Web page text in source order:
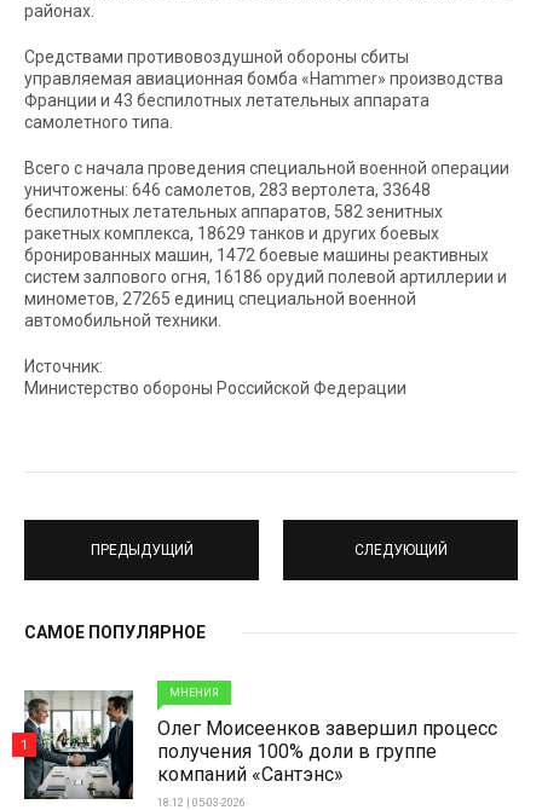
районах.
Средствами противовоздушной обороны сбиты
управляемая авиационная бомба «Hammer» производства
Франции и 43 беспилотных летательных аппарата
самолетного типа.
Всего с начала проведения специальной военной операции
уничтожены: 646 самолетов, 283 вертолета, 33648
беспилотных летательных аппаратов, 582 зенитных
ракетных комплекса, 18629 танков и других боевых
бронированных машин, 1472 боевые машины реактивных
систем залпового огня, 16186 орудий полевой артиллерии и
минометов, 27265 единиц специальной военной
автомобильной техники.
Источник:
Министерство обороны Российской Федерации
ПРЕДЫДУЩИЙ СЛЕДУЮЩИЙ
САМОЕ ПОПУЛЯРНОЕ
МНЕНИЯ
Олег Моисеенков завершил процесс
получения 100% доли в группе
компаний «Сантэнс»
18:12 | 05-03-2026
1